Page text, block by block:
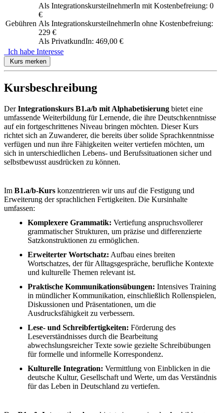
Gebühren
Als IntegrationskursteilnehmerIn mit Kostenbefreiung: 0
€
Als IntegrationskursteilnehmerIn ohne Kostenbefreiung:
229 €
Als PrivatkundIn: 469,00 €
Ich habe Interesse
Kurs merken
Kursbeschreibung
DerIntegrationskurs B1.a/b mit Alphabetisierung bietet eine
umfassende Weiterbildung für Lernende, die ihre Deutschkenntnisse
auf ein fortgeschrittenes Niveau bringen möchten. Dieser Kurs
richtet sich an Zuwanderer, die bereits über solide Sprachkenntnisse
verfügen und nun ihre Fähigkeiten weiter vertiefen möchten, um
sich in unterschiedlichen Lebens- und Berufssituationen sicher und
selbstbewusst ausdrücken zu können.
Im B1.a/b-Kurs konzentrieren wir uns auf die Festigung und
Erweiterung der sprachlichen Fertigkeiten. Die Kursinhalte
umfassen:
Komplexere Grammatik: Vertiefung anspruchsvollerer
grammatischer Strukturen, um präzise und differenzierte
Satzkonstruktionen zu ermöglichen.
Erweiterter Wortschatz: Aufbau eines breiten
Wortschatzes, der für Alltagsgespräche, berufliche Kontexte
und kulturelle Themen relevant ist.
Praktische Kommunikationsübungen: Intensives Training
in mündlicher Kommunikation, einschließlich Rollenspielen,
Diskussionen und Präsentationen, um die
Ausdrucksfähigkeit zu verbessern.
Lese- und Schreibfertigkeiten: Förderung des
Leseverständnisses durch die Bearbeitung
abwechslungsreicher Texte sowie gezielte Schreibübungen
für formelle und informelle Korrespondenz.
Kulturelle Integration: Vermittlung von Einblicken in die
deutsche Kultur, Gesellschaft und Werte, um das Verständnis
für das Leben in Deutschland zu vertiefen.